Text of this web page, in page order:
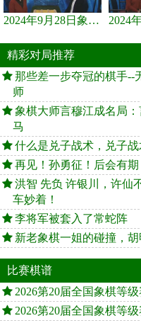
2024年9月28日象棋世界栏目，刘君、蒋川讲解了第九届杨官璘杯象棋...
精彩对局推荐
那些差一步夺冠的棋手--
师
象棋大师言穆江成名局
马
什么是兑子战术，兑子
再见！孙勇征！后会有期
洪智 先负 许银川，许仙
车妙着！
李将军被套入了常蛇阵
新老象棋一姐的碰撞，
比赛棋谱
2026第20届全国象棋等
2026第20届全国象棋等